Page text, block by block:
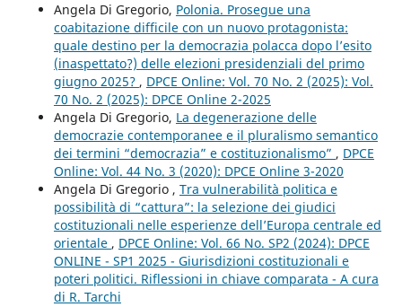
Angela Di Gregorio, Polonia. Prosegue una
coabitazione difficile con un nuovo protagonista:
quale destino per la democrazia polacca dopo l’esito
(inaspettato?) delle elezioni presidenziali del primo
giugno 2025? , DPCE Online: Vol. 70 No. 2 (2025): Vol.
70 No. 2 (2025): DPCE Online 2-2025
Angela Di Gregorio, La degenerazione delle
democrazie contemporanee e il pluralismo semantico
dei termini “democrazia” e costituzionalismo” , DPCE
Online: Vol. 44 No. 3 (2020): DPCE Online 3-2020
Angela Di Gregorio , Tra vulnerabilità politica e
possibilità di “cattura”: la selezione dei giudici
costituzionali nelle esperienze dell’Europa centrale ed
orientale , DPCE Online: Vol. 66 No. SP2 (2024): DPCE
ONLINE - SP1 2025 - Giurisdizioni costituzionali e
poteri politici. Riflessioni in chiave comparata - A cura
di R. Tarchi